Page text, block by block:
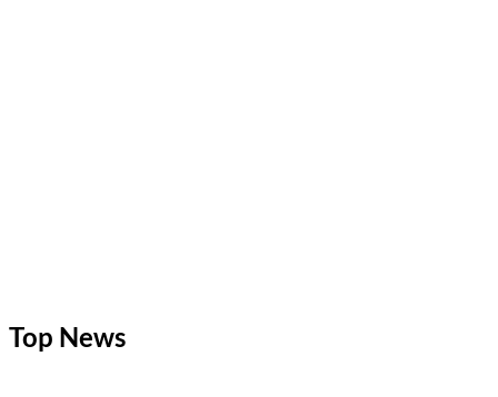
Top News